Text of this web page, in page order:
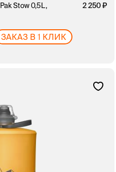
Stow 0,5L,
2 250
ЗАКАЗ В 1 КЛИК